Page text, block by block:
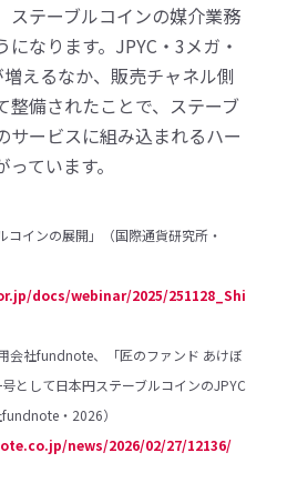
ステーブルコインの媒介業務
になります。JPYC・3メガ・
えるなか、販売チャネル側
整備されたことで、ステーブ
サービスに組み込まれるハー
ています。
インの展開」（国際通貨研究所・
docs/webinar/2025/251128_Shi
会社fundnote、「匠のファンド あけぼ
として日本円ステーブルコインのJPYC
・2026）
news/2026/02/27/12136/